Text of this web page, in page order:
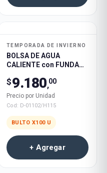
TEMPORADA DE INVIERNO
BOLSA DE AGUA
CALIENTE con FUNDA
100u
$9.180,00
Precio por Unidad
Cod: D-01102/H115
BULTO X100 U
+ Agregar